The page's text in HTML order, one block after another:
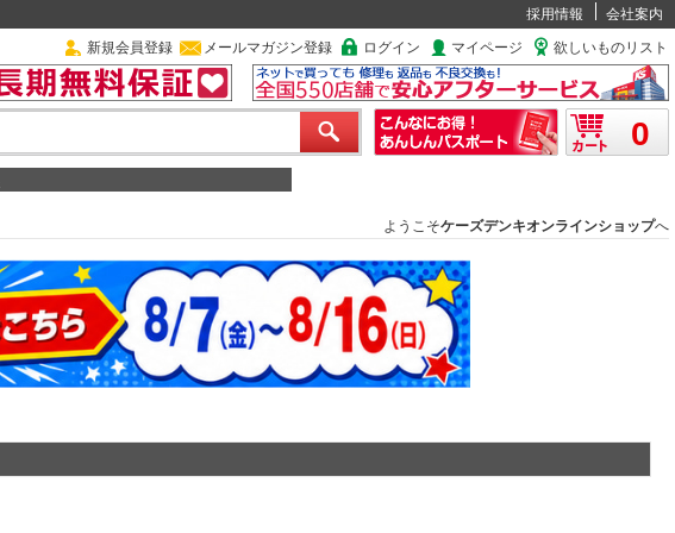
採用情報
会社案内
新規会員登録 メールマガジン登録 ログイン マイページ 欲しいものリスト
0
ようこそケーズデンキオンラインショップへ